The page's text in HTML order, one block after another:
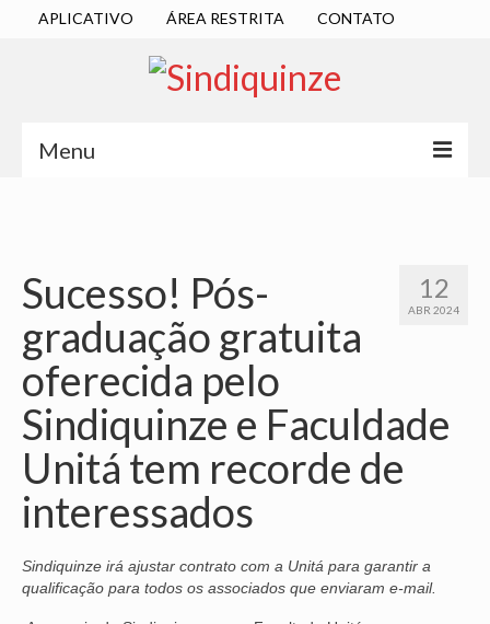
APLICATIVO ÁREA RESTRITA CONTATO
Menu
DIRETORIA EXECUTIVA
ESTATUTO
ATAS
LOCALIZAÇÃO
QUEM SOMOS
NOSSA HISTÓRIA
SUBSEDES
12
ABR 2024
Sucesso! Pós-
graduação gratuita
oferecida pelo
Sindiquinze e Faculdade
Unitá tem recorde de
interessados
Sindiquinze irá ajustar contrato com a Unitá para garantir a
qualificação para todos os associados que enviaram e-mail.